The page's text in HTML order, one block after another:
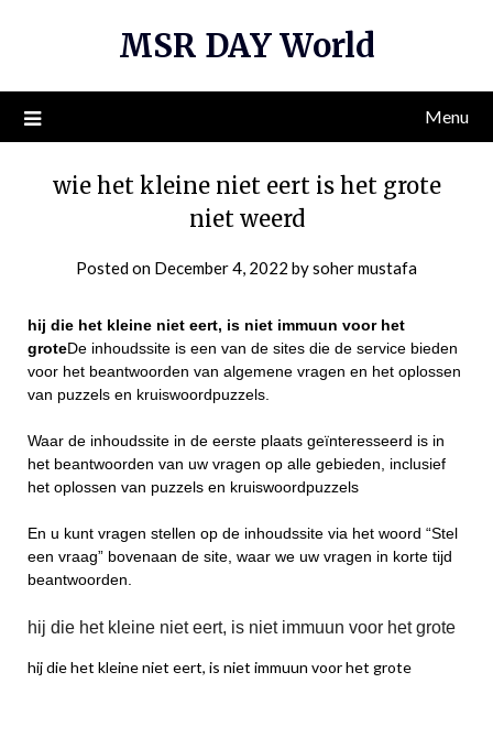
MSR DAY World
Menu
wie het kleine niet eert is het grote
niet weerd
Posted on December 4, 2022 bysoher mustafa
hij die het kleine niet eert, is niet immuun voor het
groteDe inhoudssite is een van de sites die de service bieden
voor het beantwoorden van algemene vragen en het oplossen
van puzzels en kruiswoordpuzzels.
Waar de inhoudssite in de eerste plaats geïnteresseerd is in
het beantwoorden van uw vragen op alle gebieden, inclusief
het oplossen van puzzels en kruiswoordpuzzels
En u kunt vragen stellen op de inhoudssite via het woord “Stel
een vraag” bovenaan de site, waar we uw vragen in korte tijd
beantwoorden.
hij die het kleine niet eert, is niet immuun voor het grote
hij die het kleine niet eert, is niet immuun voor het grote